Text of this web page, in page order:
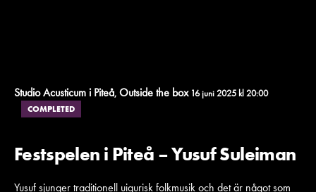
Studio Acusticum i Piteå, Outside the box16 juni 2025 kl 20:00
COMPLETED
Festspelen i Piteå – Yusuf Suleiman
Yusuf sjunger traditionell uigurisk folkmusik och det är något som